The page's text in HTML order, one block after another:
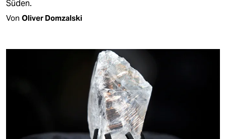
Süden.
Von Oliver Domzalski